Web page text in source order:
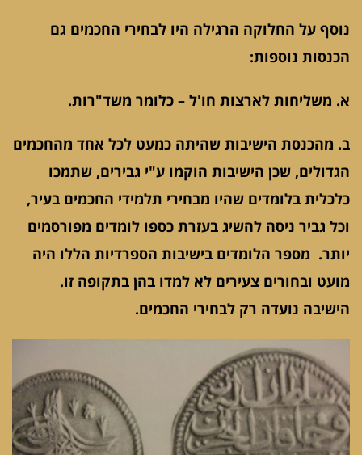
נוסף על החלוקה הרגילה היו לבחירי החכמים גם
הכנסות נוספות:
א. משליחות לארצות חו'ל – כלומר משד"רות.
ב. מהכנסת הישיבות שהיתה כמעט לכל אחד מהחכמים
הגדולים, שכן הישיבות הוקמו ע"י גבירים, שתמכו
כלכלית בלומדים שהיו מבחירי תלמידי החכמים בעיר,
וכל גביר ניסה להשיג בעזרת כספו לומדים מפורסמים
יותר. מספר הלומדים בישיבות הספרדיות הללו היה
מועט ובחורים צעירים לא למדו בהן בתקופה זו.
הישיבה נועדה רק לבחירי החכמים.